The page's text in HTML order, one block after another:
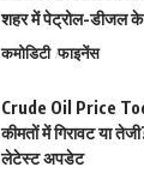
शहर में पेट्रोल-डीजल के
कमोडिटी फाइनेंस
Crude Oil Price
कीमतों में गिरावट या
लेटेस्ट अपडेट